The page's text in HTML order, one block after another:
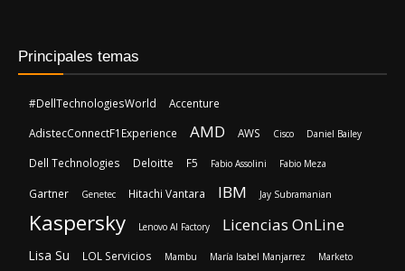
Principales temas
#DellTechnologiesWorld Accenture
AdistecConnectF1Experience AMD AWS Cisco Daniel Bailey
Dell Technologies Deloitte F5 Fabio Assolini Fabio Meza
Gartner Genetec Hitachi Vantara IBM Jay Subramanian
Kaspersky Lenovo AI Factory Licencias OnLine
Lisa Su LOL Servicios Mambu María Isabel Manjarrez Marketo